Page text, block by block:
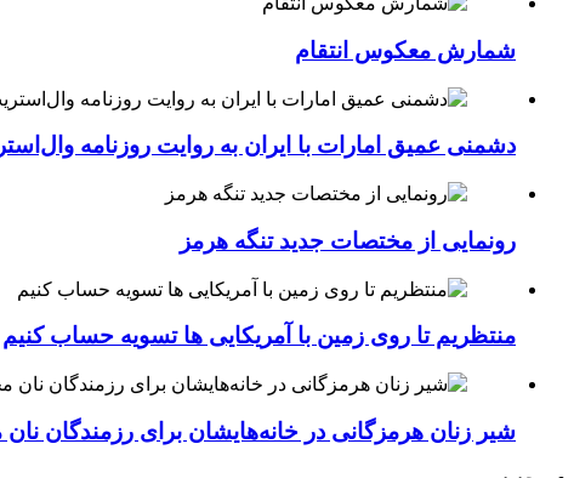
شمارش معکوس انتقام
دشمنی عمیق امارات با ایران به روایت روزنامه
رونمایی از مختصات جدید تنگه هرمز
منتظریم تا روی زمین با آمریکایی ها تسویه حساب کنیم
شیر زنان هرمزگانی در خانه‌هایشان برای رزمندگان